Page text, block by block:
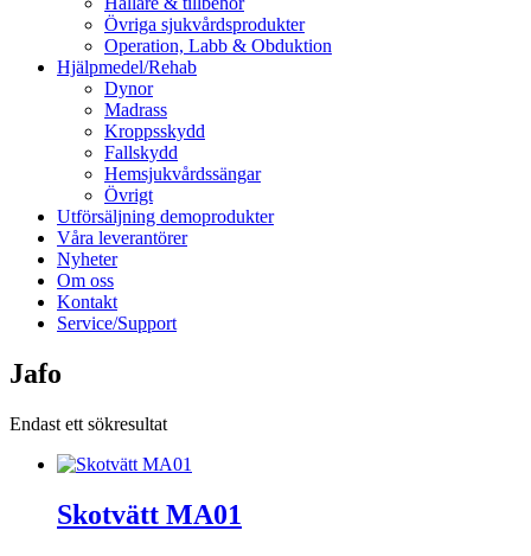
Övriga sjukvårdsprodukter
Operation, Labb & Obduktion
Hjälpmedel/Rehab
Dynor
Madrass
Kroppsskydd
Fallskydd
Hemsjukvårdssängar
Övrigt
Utförsäljning demoprodukter
Våra leverantörer
Nyheter
Om oss
Kontakt
Service/Support
Jafo
Endast ett sökresultat
Skotvätt MA01